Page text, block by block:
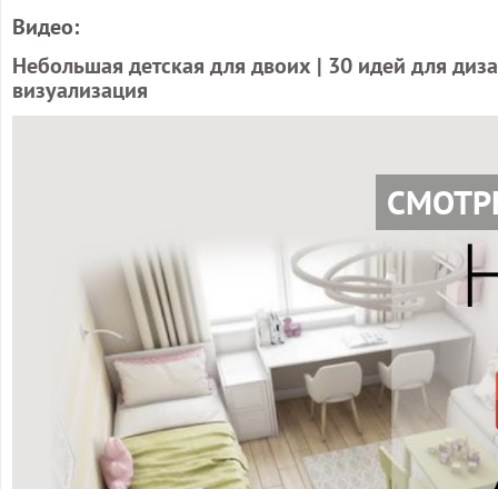
Видео:
Небольшая детская для двоих | 30 идей для
визуализация